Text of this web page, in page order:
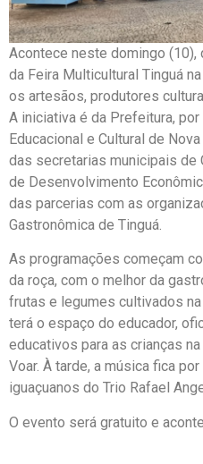
Acontece neste domingo (10),
da Feira Multicultural Tinguá
os artesãos, produtores
A iniciativa é da Prefeitura, por
Educacional e Cultural de
das secretarias municipais de
de Desenvolvimento
das parcerias com as
Gastronômica de Tinguá.
As programações começam
da roça, com o melhor da
frutas e legumes cultivados
terá o espaço do educador,
educativos para as crianças
Voar. À tarde, a música fica
iguaçuanos do Trio Rafael
O evento será gratuito e